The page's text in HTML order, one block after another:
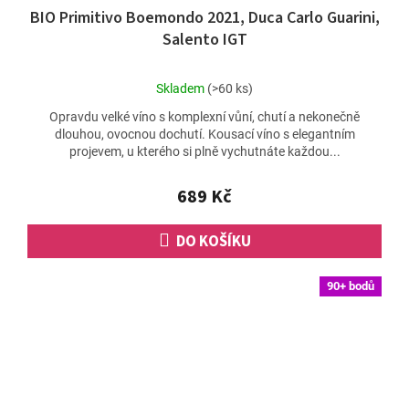
BIO Primitivo Boemondo 2021, Duca Carlo Guarini,
Salento IGT
Průměrné
produktu
je
4,6
5
hvězdiček.
Skladem (>60 ks)
689 Kč
DO KOŠÍKU
Opravdu velké víno s komplexní vůní, chutí a nekonečně
dlouhou, ovocnou dochutí. Kousací víno s elegantním
projevem, u kterého si plně vychutnáte každou...
90+ bodů